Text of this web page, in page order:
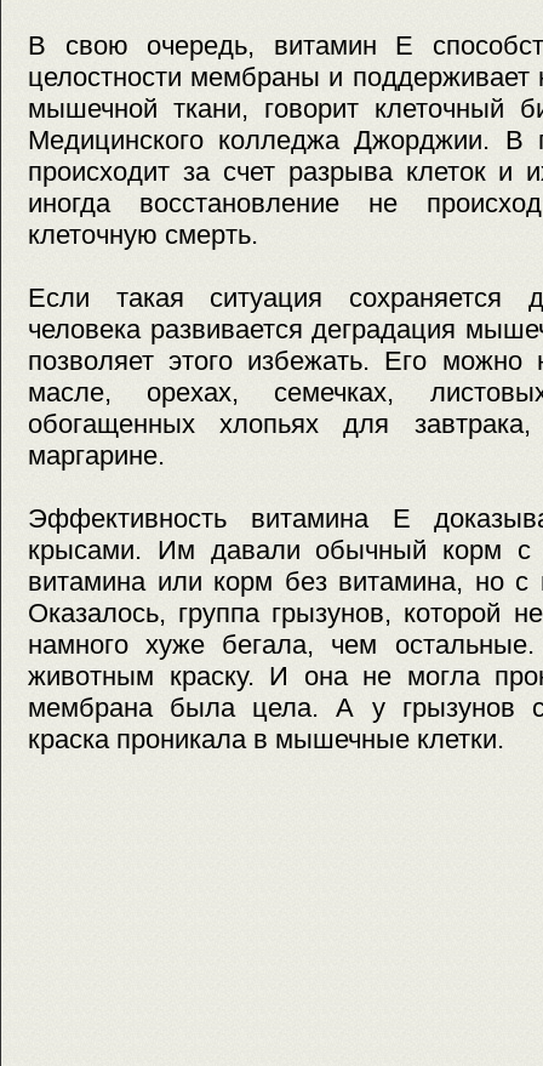
В свою очередь, витамин E
целостности мембраны и поддерживает
мышечной ткани, говорит клеточный
Медицинского колледжа Джорджии. В
происходит за счет разрыва клеток и
иногда восстановление не
клеточную смерть.
Если такая ситуация сохраняется
человека развивается деградация
позволяет этого избежать. Его можно
масле, орехах, семечках,
обогащенных хлопьях для
маргарине.
Эффективность витамина Е
крысами. Им давали обычный корм с
витамина или корм без витамина, но с
Оказалось, группа грызунов, которой
намного хуже бегала, чем
животным краску. И она не могла
мембрана была цела. А у грызунов с
краска проникала в мышечные клетки.